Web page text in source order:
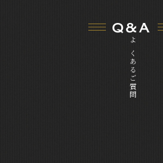
Q&A
よくあるご質問